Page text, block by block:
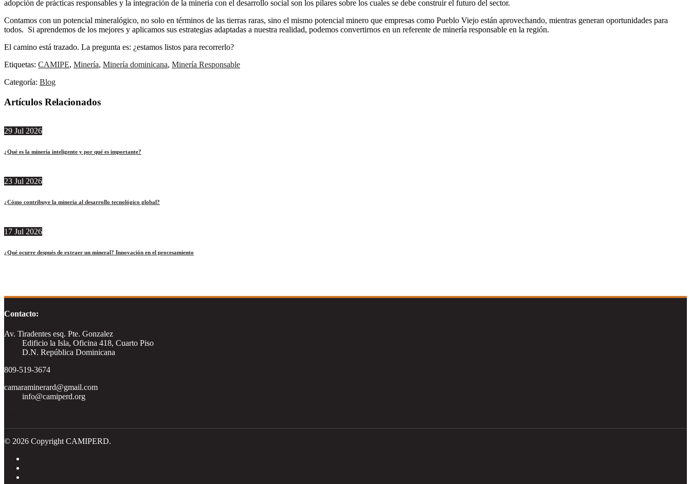
adopción de prácticas responsables y la integración de la minería con el desarrollo social son los pilares sobre los cuales se debe construir el futuro del sector.
Contamos con un potencial mineralógico, no solo en términos de las tierras raras, sino el mismo potencial minero que empresas como Pueblo Viejo están aprovechando, mientras generan oportunidades para
todos. Si aprendemos de los mejores y aplicamos sus estrategias adaptadas a nuestra realidad, podemos convertirnos en un referente de minería responsable en la región.
El camino está trazado. La pregunta es: ¿estamos listos para recorrerlo?
Etiquetas: CAMIPE, Minería, Minería dominicana, Minería Responsable
Categoría: Blog
Artículos Relacionados
29 Jul 2026
¿Qué es la minería inteligente y por qué es importante?
23 Jul 2026
¿Cómo contribuye la minería al desarrollo tecnológico global?
17 Jul 2026
¿Qué ocurre después de extraer un mineral? Innovación en el procesamiento
Contacto:
Av. Tiradentes esq. Pte. Gonzalez
Edificio la Isla, Oficina 418, Cuarto Piso
D.N. República Dominicana
809-519-3674
camaraminerard@gmail.com
info@camiperd.org
© 2026 Copyright CAMIPERD.